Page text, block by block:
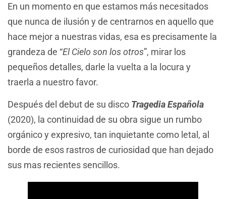
En un momento en que estamos más necesitados
que nunca de ilusión y de centrarnos en aquello que
hace mejor a nuestras vidas, esa es precisamente la
grandeza de “El Cielo son los otros”, mirar los
pequeños detalles, darle la vuelta a la locura y
traerla a nuestro favor.
Después del debut de su disco Tragedia Española
(2020), la continuidad de su obra sigue un rumbo
orgánico y expresivo, tan inquietante como letal, al
borde de esos rastros de curiosidad que han dejado
sus mas recientes sencillos.